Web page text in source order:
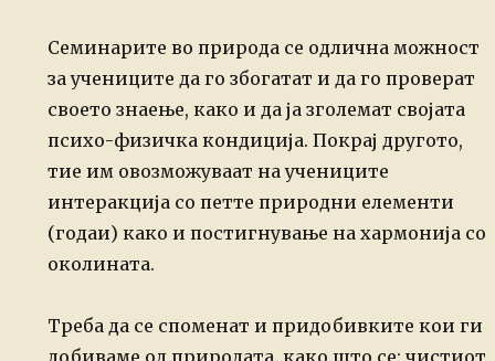
Семинарите во природа се одлична можност
за учениците да го збогатат и да го проверат
своето знаење, како и да ја зголемат својата
психо-физичка кондиција. Покрај другото,
тие им овозможуваат на учениците
интеракција со петте природни елементи
(годаи) како и постигнување на хармонија со
околината.
Tреба да се споменат и придобивките кои ги